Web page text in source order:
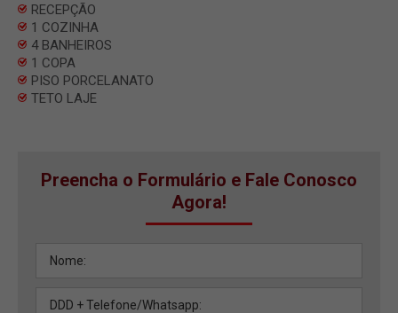
RECEPÇÃO
1 COZINHA
4 BANHEIROS
1 COPA
PISO PORCELANATO
TETO LAJE
Preencha o Formulário e Fale Conosco
Agora!